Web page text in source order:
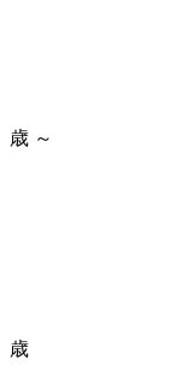
歳 ～
歳